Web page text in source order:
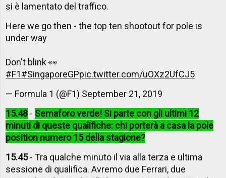
si è lamentato del traffico.
Here we go then - the top ten shootout for pole is
under way
Don't blink 👀
#F1#SingaporeGPpic.twitter.com/uOXz2UfCJ5
— Formula 1 (@F1) September 21, 2019
15.48 - Semaforo verde! Si parte con gli ultimi 12
minuti di queste qualifiche: chi porterà a casa la pole
position numero 15 della stagione?
15.45- Tra qualche minuto il via alla terza e ultima
sessione di qualifica. Avremo due Ferrari, due